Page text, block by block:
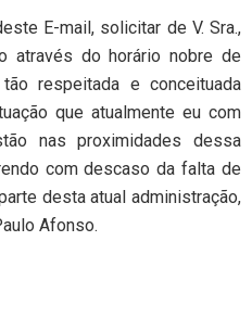
E-mail, solicitar de V. Sra.,
através do horário nobre de
respeitada e conceituada
que atualmente eu com
nas proximidades dessa
com descaso da falta de
desta atual administração,
Afonso.